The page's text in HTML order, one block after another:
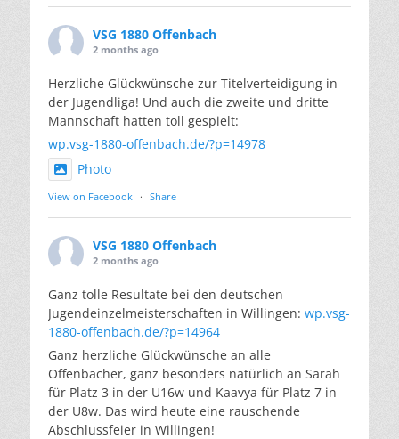
VSG 1880 Offenbach
2 months ago
Herzliche Glückwünsche zur Titelverteidigung in
der Jugendliga! Und auch die zweite und dritte
Mannschaft hatten toll gespielt:
wp.vsg-1880-offenbach.de/?p=14978
Photo
View on Facebook · Share
VSG 1880 Offenbach
2 months ago
Ganz tolle Resultate bei den deutschen
Jugendeinzelmeisterschaften in Willingen: wp.vsg-
1880-offenbach.de/?p=14964
Ganz herzliche Glückwünsche an alle
Offenbacher, ganz besonders natürlich an Sarah
für Platz 3 in der U16w und Kaavya für Platz 7 in
der U8w. Das wird heute eine rauschende
Abschlussfeier in Willingen!